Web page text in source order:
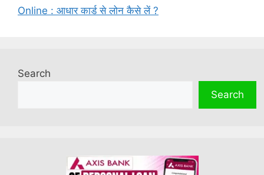
Online : आधार कार्ड से लोन कैसे लें ?
Search
Search